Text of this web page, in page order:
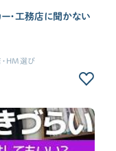
ー・工務店に聞かない
HM選び